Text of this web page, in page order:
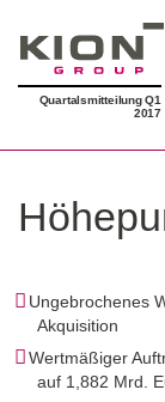
Quartalsmitteilung Q1
2017
Ungebrochenes
Akquisition
Wertmäßiger
auf 1,882 Mrd.